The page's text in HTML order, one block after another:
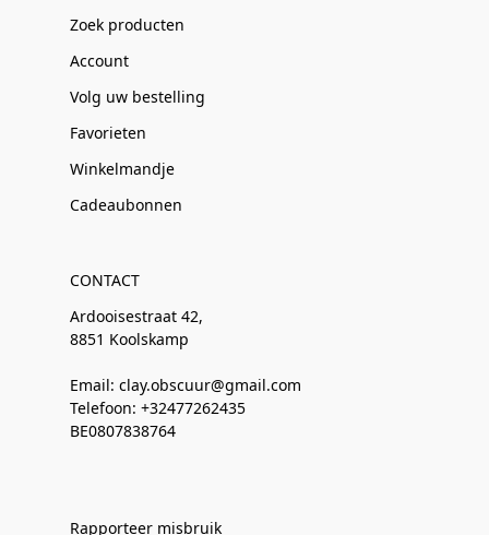
Zoek producten
Account
Volg uw bestelling
Favorieten
Winkelmandje
Cadeaubonnen
CONTACT
Ardooisestraat 42,
8851 Koolskamp
Email: clay.obscuur@gmail.com
Telefoon: +32477262435
BE0807838764
Rapporteer misbruik